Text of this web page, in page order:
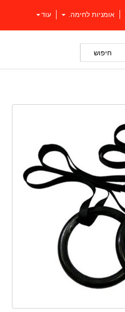
אומניות לחימה. עוד
חיפוש